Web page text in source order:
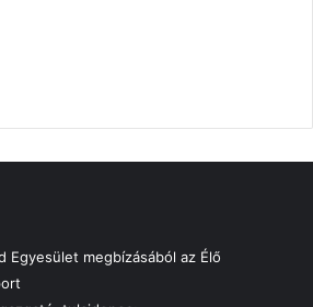
Egyesület megbízásából az Élő